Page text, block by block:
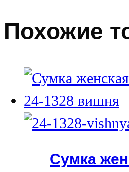
Похожие
Сумка